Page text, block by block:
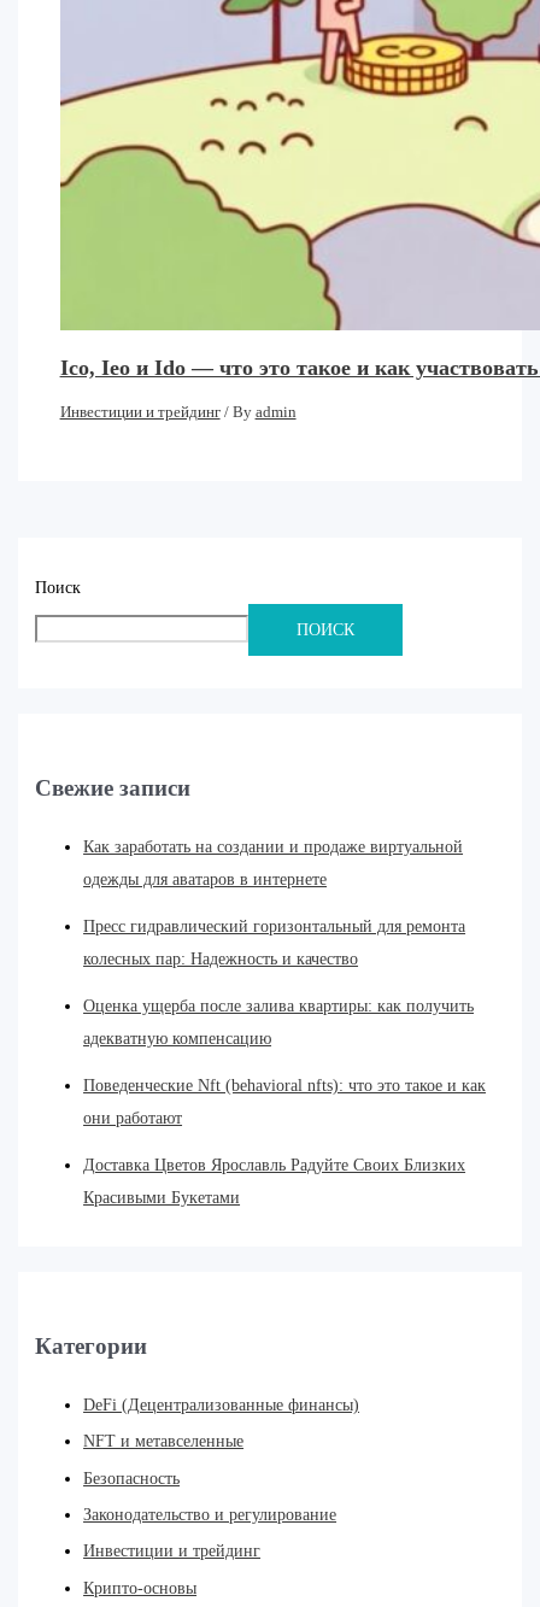
Ico, Ieo и Ido — что это такое и как участвовать
Инвестиции и трейдинг/ By admin
Поиск
ПОИСК
Свежие записи
Как заработать на создании и продаже виртуальной
одежды для аватаров в интернете
Пресс гидравлический горизонтальный для ремонта
колесных пар: Надежность и качество
Оценка ущерба после залива квартиры: как получить
адекватную компенсацию
Поведенческие Nft (behavioral nfts): что это такое и как
они работают
Доставка Цветов Ярославль Радуйте Своих Близких
Красивыми Букетами
Категории
DeFi (Децентрализованные финансы)
NFT и метавселенные
Безопасность
Законодательство и регулирование
Инвестиции и трейдинг
Крипто-основы